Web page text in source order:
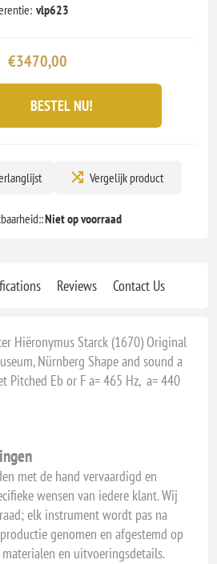
vlp623
€3470,00
BESTEL NU!
Vergelijk product
Niet op voorraad
Reviews Contact Us
Hiëronymus Starck (1670) Original
Nürnberg Shape and sound a
Pitched Eb or F a= 465 Hz, a= 440
met de hand vervaardigd en
wensen van iedere klant. Wij
elk instrument wordt pas na
genomen en afgestemd op
en uitvoeringsdetails.